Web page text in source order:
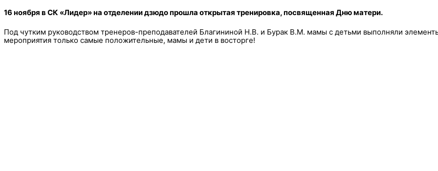
16 ноября в СК «Лидер» на отделении дзюдопрошла открытая тренировка, посвященная Дню матери.
Под чутким руководством тренеров-преподавателей Благининой Н.В. и Бурак В.М. мамы с детьми выполняли
мероприятия только самые положительные, мамы и дети в восторге!